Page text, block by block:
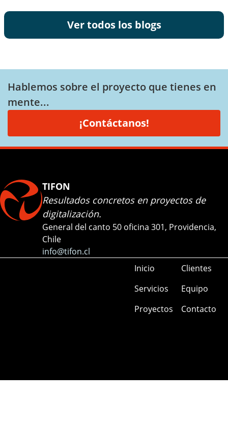
Ver todos los blogs
Hablemos sobre el proyecto que tienes en
mente...
¡Contáctanos!
TIFON
Resultados concretos en proyectos de
digitalización.
General del canto 50 oficina 301, Providencia,
Chile
info@tifon.cl
Inicio
Servicios
Proyectos
Clientes
Equipo
Contacto